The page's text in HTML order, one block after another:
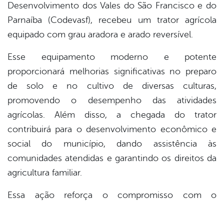
Desenvolvimento dos Vales do São Francisco e do
Parnaíba (Codevasf), recebeu um trator agrícola
equipado com grau aradora e arado reversível.
Esse equipamento moderno e potente
proporcionará melhorias significativas no preparo
de solo e no cultivo de diversas culturas,
promovendo o desempenho das atividades
agrícolas. Além disso, a chegada do trator
contribuirá para o desenvolvimento econômico e
social do município, dando assistência às
comunidades atendidas e garantindo os direitos da
agricultura familiar.
Essa ação reforça o compromisso com o